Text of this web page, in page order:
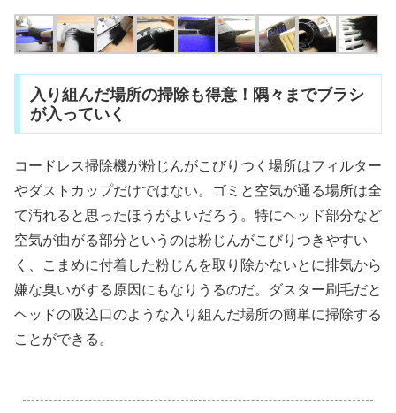
入り組んだ場所の掃除も得意！隅々までブラシ
が入っていく
コードレス掃除機が粉じんがこびりつく場所はフィルター
やダストカップだけではない。ゴミと空気が通る場所は全
て汚れると思ったほうがよいだろう。特にヘッド部分など
空気が曲がる部分というのは粉じんがこびりつきやすい
く、こまめに付着した粉じんを取り除かないとに排気から
嫌な臭いがする原因にもなりうるのだ。ダスター刷毛だと
ヘッドの吸込口のような入り組んだ場所の簡単に掃除する
ことができる。